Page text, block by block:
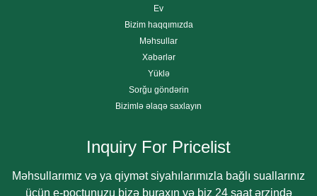
Ev
Bizim haqqımızda
Məhsullar
Xəbərlər
Yüklə
Sorğu göndərin
Bizimlə əlaqə saxlayın
Inquiry For Pricelist
Məhsullarımız və ya qiymət siyahılarımızla bağlı suallarınız
üçün e-poçtunuzu bizə buraxın və biz 24 saat ərzində